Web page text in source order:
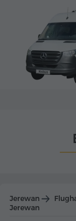
Jerewan
Jerewan